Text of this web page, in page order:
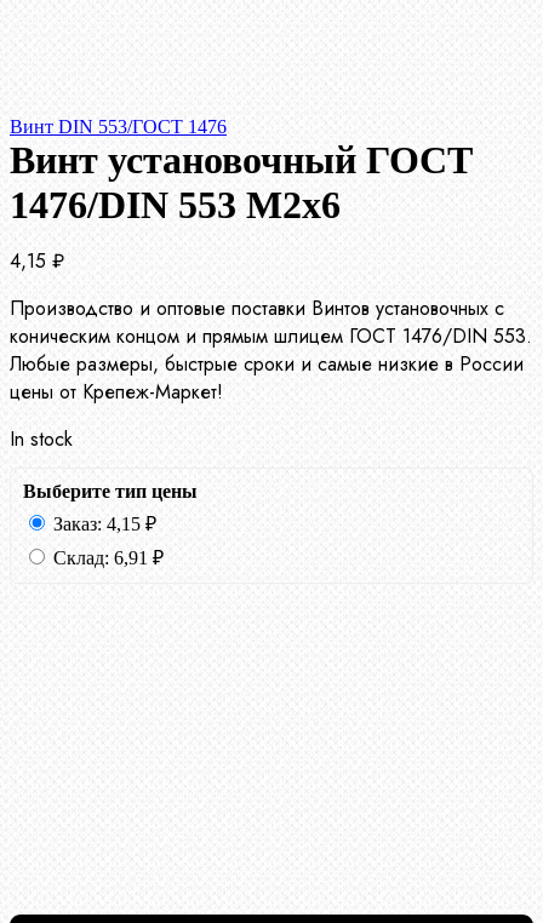
Винт DIN 553/ГОСТ 1476
Винт установочный ГОСТ
1476/DIN 553 М2х6
4,15 ₽
Производство и оптовые поставки Винтов установочных с
коническим концом и прямым шлицем ГОСТ 1476/DIN 553.
Любые размеры, быстрые сроки и самые низкие в России
цены от Крепеж-Маркет!
In stock
Выберите тип цены
Заказ: 4,15 ₽
Склад: 6,91 ₽